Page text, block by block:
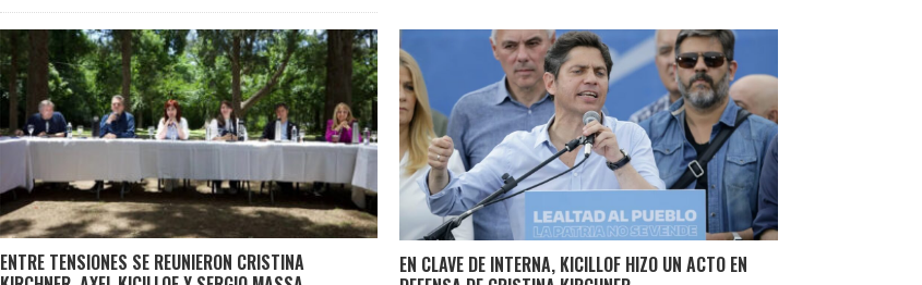
ENTRE TENSIONES SE REUNIERON CRISTINA
EN CLAVE DE INTERNA, KICILLOF HIZO UN ACTO EN